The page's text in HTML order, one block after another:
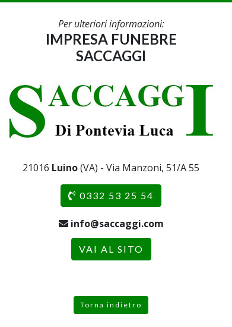
Per ulteriori informazioni:
IMPRESA FUNEBRE
SACCAGGI
21016 Luino(VA) - Via Manzoni, 51/A 55
0332 53 25 54
info@saccaggi.com
VAI AL SITO
Torna indietro